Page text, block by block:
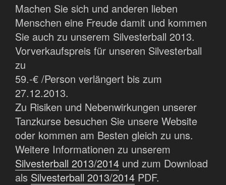
Machen Sie sich und anderen lieben
Menschen eine Freude damit und kommen
Sie auch zu unserem Silvesterball 2013.
Vorverkaufspreis für unseren Silvesterball
zu
59.-€ /Person verlängert bis zum
27.12.2013.
Zu Risiken und Nebenwirkungen unserer
Tanzkurse besuchen Sie unsere Website
oder kommen am Besten gleich zu uns.
Weitere Informationen zu unserem
Silvesterball 2013/2014 und zum Download
als Silvesterball 2013/2014 PDF.